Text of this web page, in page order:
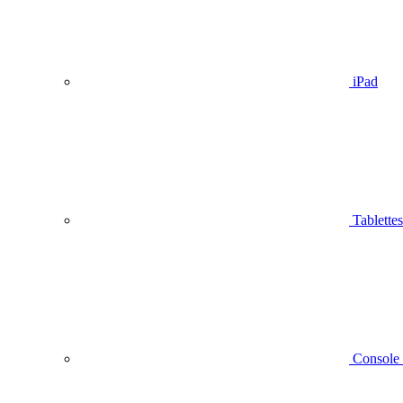
iPad
Tablettes
Console